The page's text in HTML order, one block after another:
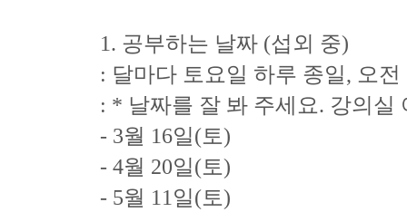
1. 공부하는 날짜 (섭외 중)
: 달마다 토요일 하루 종일, 오전
: * 날짜를 잘 봐 주세요. 강의실
- 3월 16일(토)
- 4월 20일(토)
- 5월 11일(토)